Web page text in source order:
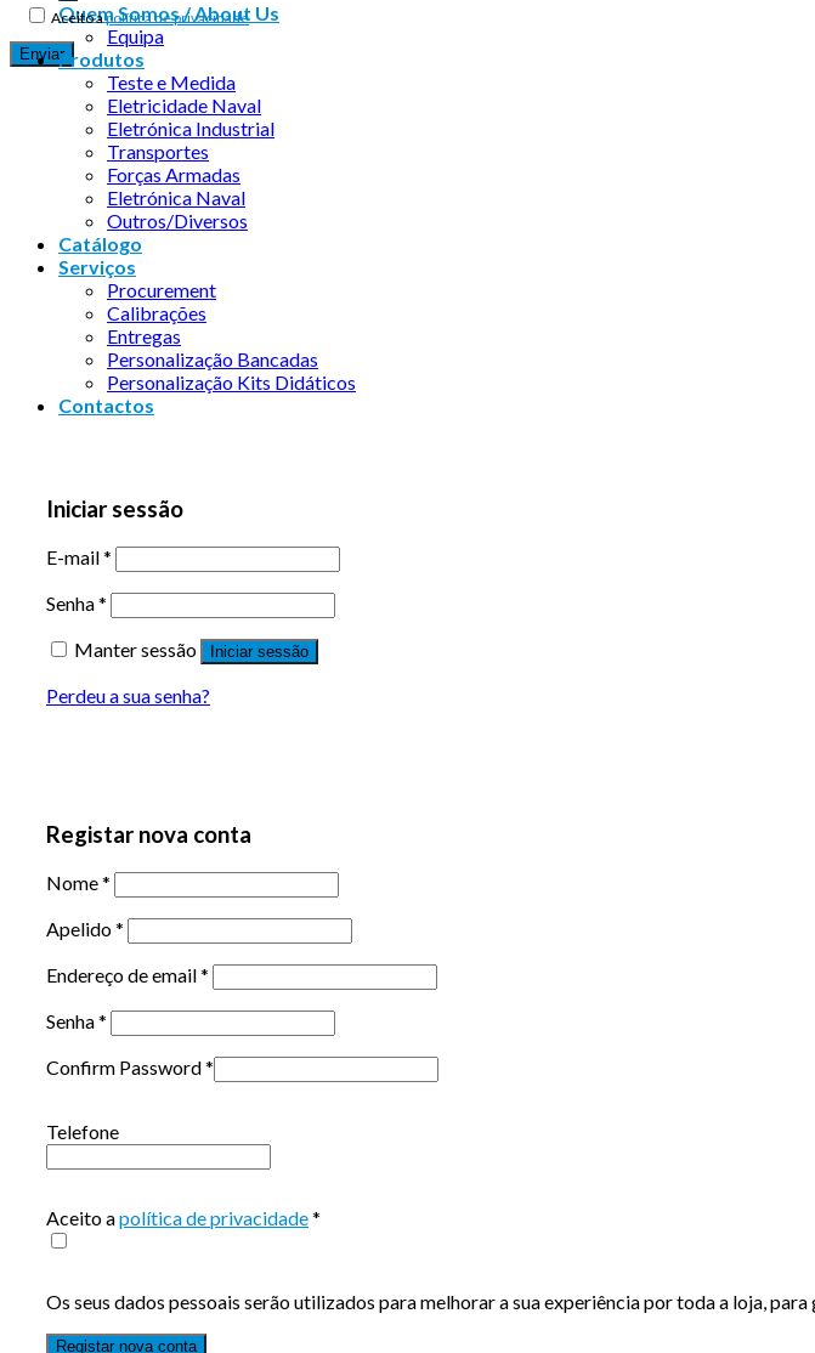
Aceito apolítica de privacidade
Quem Somos / About Us
Equipa
Produtos
Teste e Medida
Eletricidade Naval
Eletrónica Industrial
Transportes
Forças Armadas
Eletrónica Naval
Outros/Diversos
Catálogo
Serviços
Procurement
Calibrações
Entregas
Personalização Bancadas
Personalização Kits Didáticos
Contactos
Iniciar sessão
E-mail*
Senha*
Manter sessão
Iniciar sessão
Perdeu a sua senha?
Registar nova conta
Nome*
Apelido*
Endereço de email*
Senha*
Confirm Password*
Telefone
Aceito apolítica de privacidade*
Os seus dados pessoais serão utilizados para melhorar a sua experiência por toda a loja,
Registar nova conta